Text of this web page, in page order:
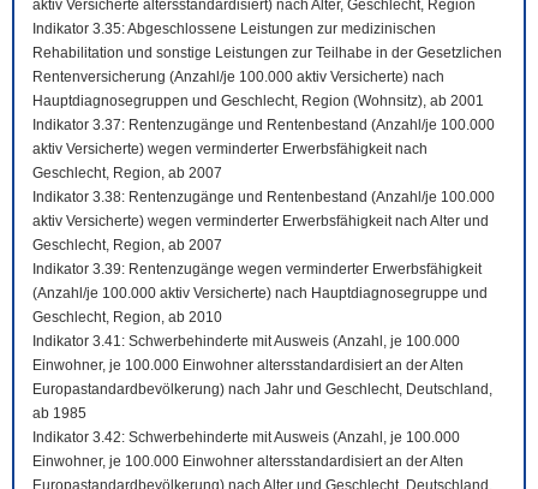
aktiv Versicherte altersstandardisiert) nach Alter, Geschlecht, Region
Indikator 3.35: Abgeschlossene Leistungen zur medizinischen
Rehabilitation und sonstige Leistungen zur Teilhabe in der Gesetzlichen
Rentenversicherung (Anzahl/je 100.000 aktiv Versicherte) nach
Hauptdiagnosegruppen und Geschlecht, Region (Wohnsitz), ab 2001
Indikator 3.37: Rentenzugänge und Rentenbestand (Anzahl/je 100.000
aktiv Versicherte) wegen verminderter Erwerbsfähigkeit nach
Geschlecht, Region, ab 2007
Indikator 3.38: Rentenzugänge und Rentenbestand (Anzahl/je 100.000
aktiv Versicherte) wegen verminderter Erwerbsfähigkeit nach Alter und
Geschlecht, Region, ab 2007
Indikator 3.39: Rentenzugänge wegen verminderter Erwerbsfähigkeit
(Anzahl/je 100.000 aktiv Versicherte) nach Hauptdiagnosegruppe und
Geschlecht, Region, ab 2010
Indikator 3.41: Schwerbehinderte mit Ausweis (Anzahl, je 100.000
Einwohner, je 100.000 Einwohner altersstandardisiert an der Alten
Europastandardbevölkerung) nach Jahr und Geschlecht, Deutschland,
ab 1985
Indikator 3.42: Schwerbehinderte mit Ausweis (Anzahl, je 100.000
Einwohner, je 100.000 Einwohner altersstandardisiert an der Alten